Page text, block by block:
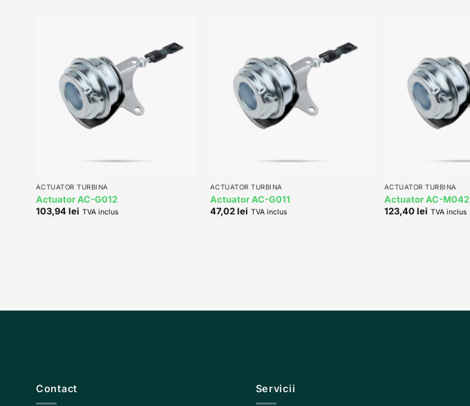
Add to
wishlist
ACTUATOR TURBINA
Actuator AC-G012
103,94lei TVA inclus
Add to
wishlist
ACTUATOR TURBINA
Actuator AC-G011
47,02lei TVA inclus
ACTUATOR TURBINA
Actuator AC-M042
123,40lei TVA inclus
Contact Servicii